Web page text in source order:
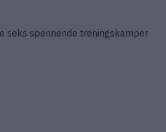
seks spennende treningskamper